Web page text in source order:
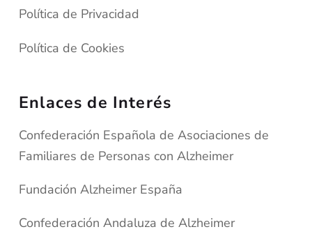
Política de Privacidad
Política de Cookies
Enlaces de Interés
Confederación Española de Asociaciones de
Familiares de Personas con Alzheimer
Fundación Alzheimer España
Confederación Andaluza de Alzheimer